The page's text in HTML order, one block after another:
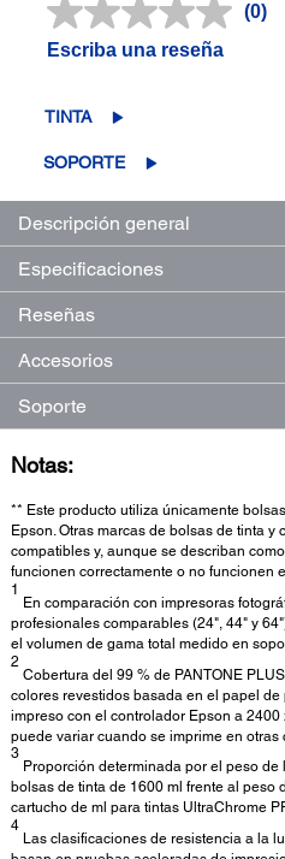
Sin
(0)
Escriba una reseña
TINTA
SOPORTE
Descripción general
Especificaciones
Reseñas
Accesorios
Soporte
Notas:
** Este producto utiliza únicamente
Epson. Otras marcas de bolsas de tinta y
compatibles y, aunque se describan
funcionen correctamente o no funcionen
1
En comparación con impresoras
profesionales comparables (24", 44" y
el volumen de gama total medido en
2
Cobertura del 99 % de PANTONE
colores revestidos basada en el papel
impreso con el controlador Epson a
puede variar cuando se imprime en otras
3
Proporción determinada por el peso
bolsas de tinta de 1600 ml frente al peso
cartucho de ml para tintas UltraChrome
4
Las clasificaciones de resistencia a la